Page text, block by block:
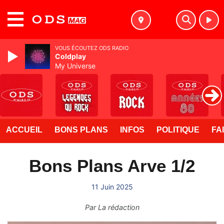
ACCUEIL BONS PLANS INFOS POLITIQUE
Bons Plans Arve 1/2
11 Juin 2025
ParLa rédaction
VOUS ÉCOUTEZ ODS RADIO
Coldplay
My Universe